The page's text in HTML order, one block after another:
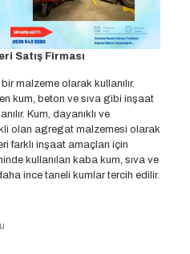
Satış Firması
malzeme olarak kullanılır.
kum, beton ve sıva gibi inşaat
Kum, dayanıklı ve
olan agregat malzemesi olarak
farklı inşaat amaçları için
kullanılan kaba kum, sıva ve
ince taneli kumlar tercih edilir.